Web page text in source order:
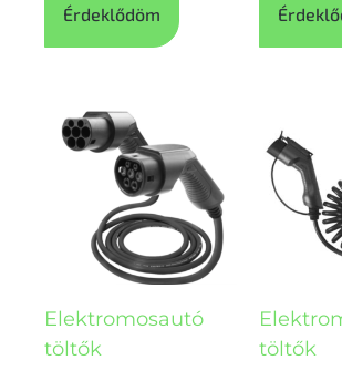
Érdeklődöm
Elektromosautó
töltők
töltők